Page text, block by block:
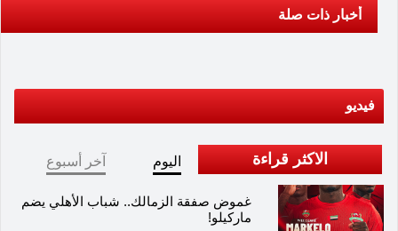
أخبار ذات صلة
فيديو
الاكثر قراءة اليوم آخر أسبوع
غموض صفقة الزمالك.. شباب الأهلي يضم
ماركيلو!